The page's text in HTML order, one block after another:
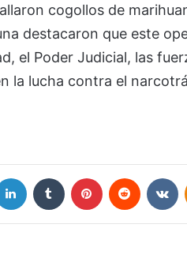
cogollos de
destacaron que este
el Poder Judicial, las
la lucha contra el
LinkedIn Tumblr Pinterest Reddit